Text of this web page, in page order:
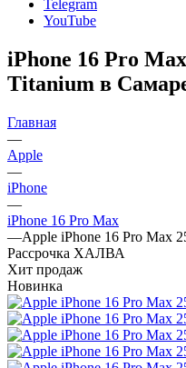
Telegram
YouTube
iPhone 16 Pro
Titanium в
Главная
—
Apple
—
iPhone
—
iPhone 16 Pro Max
—Apple iPhone 16 Pro Max
Рассрочка ХАЛВА
Хит продаж
Новинка